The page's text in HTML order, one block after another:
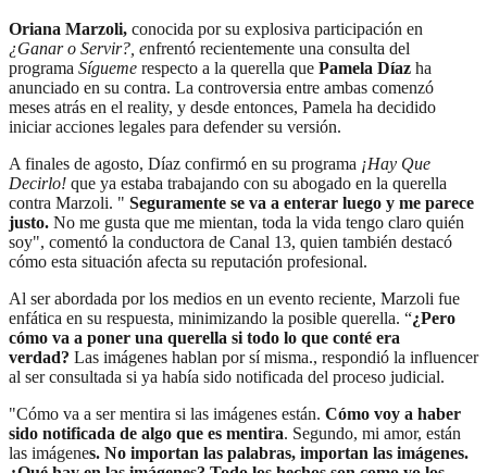
Oriana Marzoli, conocida por su explosiva participación en
¿Ganar o Servir?, enfrentó recientemente una consulta del
programa Sígueme respecto a la querella que Pamela Díaz ha
anunciado en su contra. La controversia entre ambas comenzó
meses atrás en el reality, y desde entonces, Pamela ha decidido
iniciar acciones legales para defender su versión.
A finales de agosto, Díaz confirmó en su programa ¡Hay Que
Decirlo! que ya estaba trabajando con su abogado en la querella
contra Marzoli. " Seguramente se va a enterar luego y me parece
justo. No me gusta que me mientan, toda la vida tengo claro quién
soy", comentó la conductora de Canal 13, quien también destacó
cómo esta situación afecta su reputación profesional.
Al ser abordada por los medios en un evento reciente, Marzoli fue
enfática en su respuesta, minimizando la posible querella. “¿Pero
cómo va a poner una querella si todo lo que conté era
verdad? Las imágenes hablan por sí misma., respondió la influencer
al ser consultada si ya había sido notificada del proceso judicial.
"Cómo va a ser mentira si las imágenes están. Cómo voy a haber
sido notificada de algo que es mentira. Segundo, mi amor, están
las imágenes. No importan las palabras, importan las imágenes.